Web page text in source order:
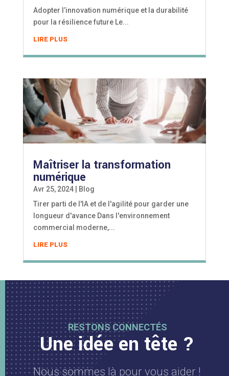
Adopter l’innovation numérique et la durabilité
pour la résilience future Le...
LIRE PLUS
Maîtriser la transformation
numérique
Avr 25, 2024|
Blog
Tirer parti de l'IA et de l'agilité pour garder une
longueur d'avance Dans l'environnement
commercial moderne,...
LIRE PLUS
RESTONS CONNECTÉS
Une idée en tête ?
Nous sommes là pour vous aider !